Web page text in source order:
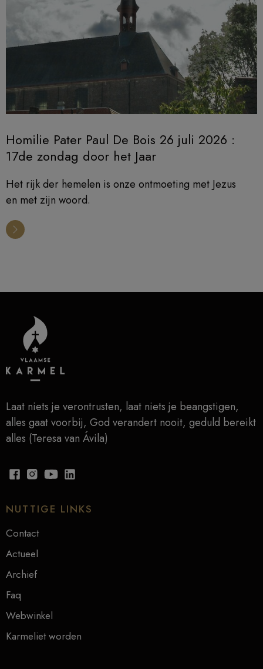
Homilie Pater Paul De Bois 26 juli 2026 :
17de zondag door het Jaar
Het rijk der hemelen is onze ontmoeting met Jezus
en met zijn woord.
Laat niets je verontrusten, laat niets je beangstigen,
alles gaat voorbij, God verandert nooit, geduld bereikt
alles (Teresa van Ávila)
NUTTIGE LINKS
Contact
Actueel
Archief
Faq
Webwinkel
Karmeliet worden